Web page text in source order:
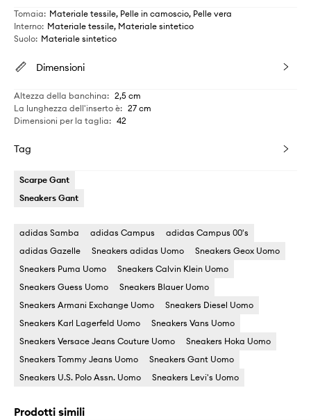
Tomaia: Materiale tessile, Pelle in camoscio, Pelle vera
Interno: Materiale tessile, Materiale sintetico
Suolo: Materiale sintetico
Dimensioni
Altezza della banchina: 2,5 cm
La lunghezza dell'inserto è: 27 cm
Dimensioni per la taglia: 42
Tag
Scarpe Gant
Sneakers Gant
adidas Samba adidas Campus
adidas Campus 00's
adidas Gazelle
Sneakers adidas Uomo
Sneakers Geox Uomo
Sneakers Puma Uomo
Sneakers Calvin Klein Uomo
Sneakers Guess Uomo
Sneakers Blauer Uomo
Sneakers Armani Exchange Uomo
Sneakers Diesel Uomo
Sneakers Karl Lagerfeld Uomo
Sneakers Vans Uomo
Sneakers Versace Jeans Couture Uomo
Sneakers Hoka Uomo
Sneakers Tommy Jeans Uomo
Sneakers Gant Uomo
Sneakers U.S. Polo Assn. Uomo
Sneakers Levi's Uomo
Prodotti simili